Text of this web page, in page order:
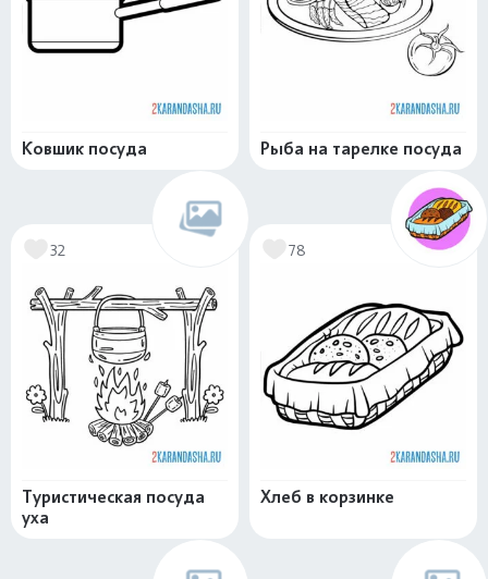
Ковшик посуда Рыба на тарелке посуда
32
Туристическая посуда
уха
78
Хлеб в корзинке